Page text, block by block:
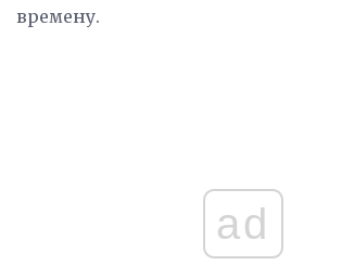
времену.
ad